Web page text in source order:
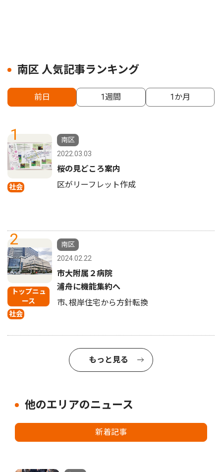
南区 人気記事ランキング
前日 1週間 1か月
1
社会
南区
2022.03.03
桜の見どころ案内
区がリーフレット作成
2
トップニュ
ース
社会
南区
2024.02.22
市大附属２病院
浦舟に機能集約へ
市､根岸住宅から方針転換
もっと見る
他のエリアのニュース
新着記事